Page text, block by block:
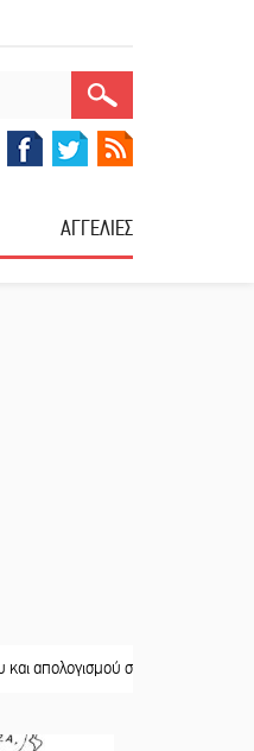
ΑΓΓΕΛΙΕΣ
στο Παναρκαδικό από τον